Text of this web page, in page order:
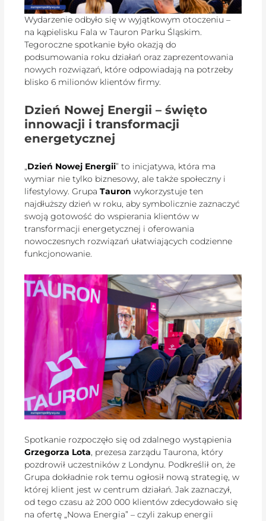
Wydarzenie odbyło się w wyjątkowym otoczeniu –
na kąpielisku Fala w Tauron Parku Śląskim.
Tegoroczne spotkanie było okazją do
podsumowania roku działań oraz zaprezentowania
nowych rozwiązań, które odpowiadają na potrzeby
blisko 6 milionów klientów firmy.
Dzień Nowej Energii – święto
innowacji i transformacji
energetycznej
Dzień Nowej Energii” to inicjatywa, która ma
wymiar nie tylko biznesowy, ale także społeczny i
lifestylowy. GrupaTauron wykorzystuje ten
najdłuższy dzień w roku, aby symbolicznie zaznaczyć
swoją gotowość do wspierania klientów w
transformacji energetycznej i oferowania
nowoczesnych rozwiązań ułatwiających codzienne
funkcjonowanie.
Spotkanie rozpoczęło się od zdalnego wystąpienia
Grzegorza Lota, prezesa zarządu Taurona, który
pozdrowił uczestników z Londynu. Podkreślił on, że
Grupa dokładnie rok temu ogłosił nową strategię, w
której klient jest w centrum działań. Jak zaznaczył,
od tego czasu aż 200 000 klientów zdecydowało się
na ofertę „Nowa Energia” – czyli zakup energii